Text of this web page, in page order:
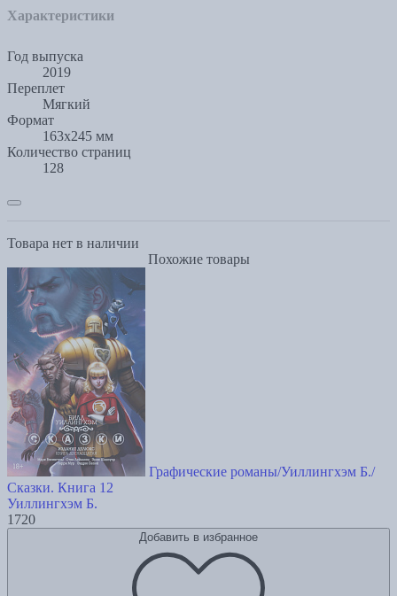
Характеристики
Год выпуска
2019
Переплет
Мягкий
Формат
163x245 мм
Количество страниц
128
Товара нет в наличии
Похожие товары
Графические романы/Уиллингхэм Б./
Сказки. Книга 12
Уиллингхэм Б.
1720
Добавить в избранное